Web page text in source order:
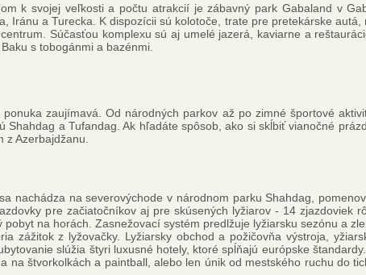
k svojej veľkosti a počtu atrakcií je zábavný park Gabaland v
Iránu a Turecka. K dispozícii sú kolotoče, trate pre pretekárske autá,
Súčasťou komplexu sú aj umelé jazerá, kaviarne a
s tobogánmi a bazénmi.
zaujímavá. Od národných parkov až po zimné športové
a Tufandag. Ak hľadáte spôsob, ako si skĺbiť vianočné
Azerbajdžanu.
nachádza na severovýchode v národnom parku Shahdag,
pre začiatočníkov aj pre skúsených lyžiarov - 14 zjazdoviek
na horách. Zasnežovací systém predlžuje lyžiarsku sezónu a
zážitok z lyžovačky. Lyžiarsky obchod a požičovňa výstroja,
slúžia štyri luxusné hotely, ktoré spĺňajú európske
na štvorkolkách a paintball, alebo len únik od mestského ruchu do